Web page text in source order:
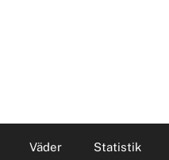
Väder Statistik